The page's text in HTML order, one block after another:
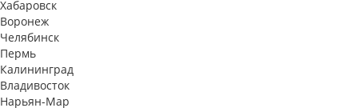
Хабаровск
Воронеж
Челябинск
Пермь
Калининград
Владивосток
Нарьян-Мар